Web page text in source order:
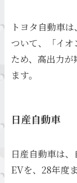
トヨタ自動車
ついて、「イオ
ため、高出力
ます。
日産自動車
日産自動車は
EVを、28年度